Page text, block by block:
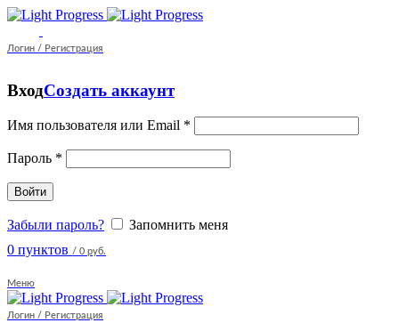
Логин / Регистрация
ВходСоздать аккаунт
Имя пользователя или Email *
Пароль *
Войти
Забыли пароль?
Запомнить меня
0 пунктов / 0 руб.
Меню
Логин / Регистрация